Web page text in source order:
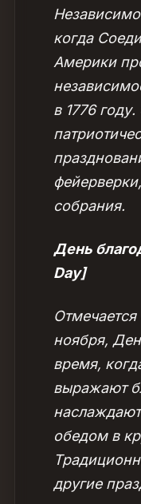
когда
Америки
в 1776
собрания.
День
Day]
Отмечается
ноября,
время,
выражают
обедом в
другие